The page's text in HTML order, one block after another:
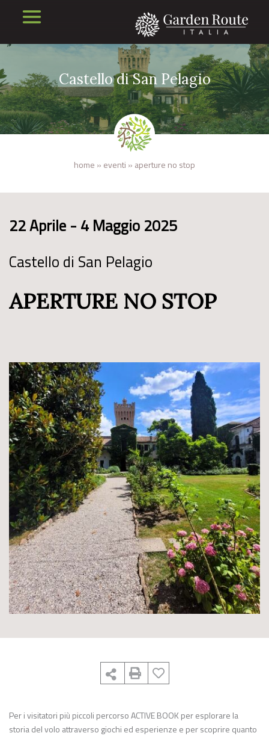
Castello di San Pelagio
home » eventi » aperture no stop
22 Aprile - 4 Maggio 2025
Castello di San Pelagio
APERTURE NO STOP
Per i visitatori più piccoli percorso ACTIVE BOOK per esplorare la
storia del volo attraverso giochi ed esperienze e per scoprire quanto